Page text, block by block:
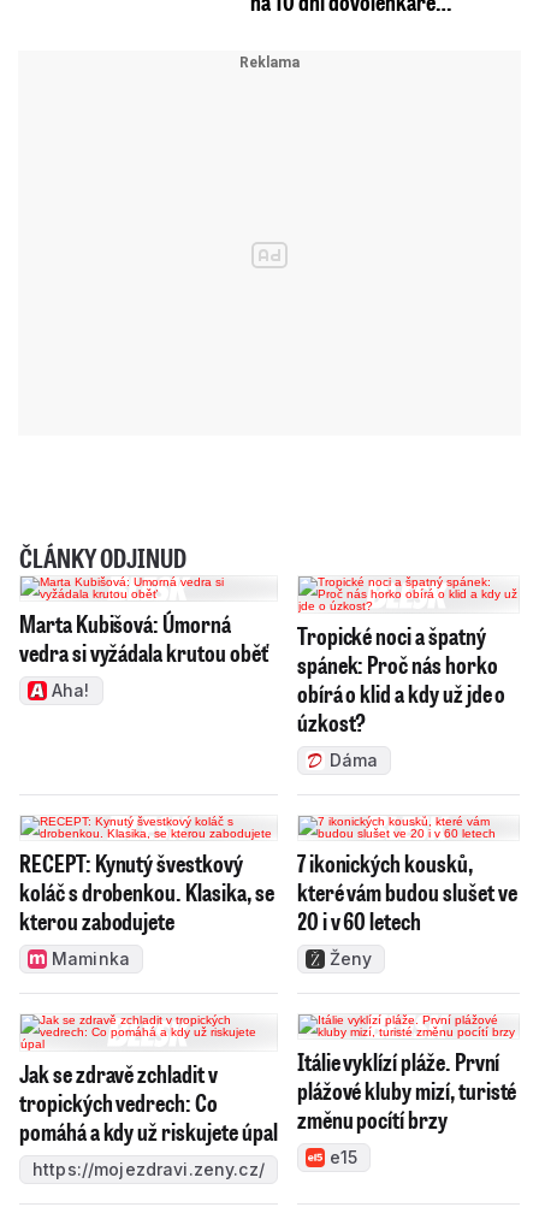
ČLÁNKY ODJINUD
Marta Kubišová: Úmorná
vedra si vyžádala krutou oběť
Aha!
Tropické noci a špatný
spánek: Proč nás horko
obírá o klid a kdy už jde o
úzkost?
Dáma
RECEPT: Kynutý švestkový
koláč s drobenkou. Klasika, se
kterou zabodujete
Maminka
7 ikonických kousků,
které vám budou slušet ve
20 i v 60 letech
Ženy
Jak se zdravě zchladit v
tropických vedrech: Co
pomáhá a kdy už riskujete úpal
https://mojezdravi.zeny.cz/
Itálie vyklízí pláže. První
plážové kluby mizí, turisté
změnu pocítí brzy
e15